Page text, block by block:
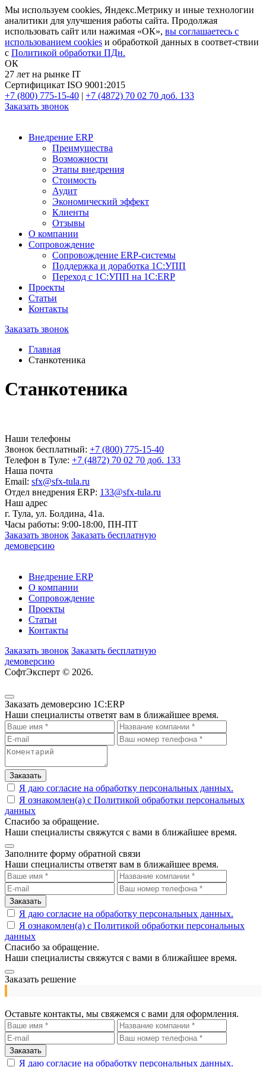
Мы используем cookies, Яндекс.Метрику и иные технологии
аналитики для улучшения работы сайта. Продолжая
использовать сайт или нажимая «ОК», вы соглашаетесь с
использованием cookies и обработкой данных в соответ-ствии
с Политикой обработки ПДн.
ОК
27 лет на рынке IT
Сертифицикат ISO 9001:2015
+7 (800) 775-15-40 | +7 (4872) 70 02 70 доб. 133
Заказать звонок
Внедрение ERP
Преимущества
Возможности
Этапы внедрения
Стоимость
Аудит
Экономический эффект
Клиенты
Отзывы
О компании
Сопровождение
Сопровождение ERP-системы
Поддержка и доработка 1С:УПП
Переход с 1С:УПП на 1С:ERP
Проекты
Статьи
Контакты
Заказать звонок
Главная
Станкотеника
Станкотеника
Наши телефоны
Звонок бесплатный: +7 (800) 775-15-40
Телефон в Туле: +7 (4872) 70 02 70 доб. 133
Наша почта
Email: sfx@sfx-tula.ru
Отдел внедрения ERP: 133@sfx-tula.ru
Наш адрес
г. Тула, ул. Болдина, 41а.
Часы работы: 9:00-18:00, ПН-ПТ
Заказать звонок Заказать бесплатную
демоверсию
Внедрение ERP
О компании
Сопровождение
Проекты
Статьи
Контакты
Заказать звонок Заказать бесплатную
демоверсию
СофтЭксперт © 2026.
Заказать демоверсию 1C:ERP
Наши специалисты ответят вам в ближайшее время.
Заказать
Я даю согласие на обработку персональных данных.
Я ознакомлен(а) с Политикой обработки персональных
данных
Спасибо за обращение.
Наши специалисты свяжутся с вами в ближайшее время.
Заполните форму обратной связи
Наши специалисты ответят вам в ближайшее время.
Заказать
Я даю согласие на обработку персональных данных.
Я ознакомлен(а) с Политикой обработки персональных
данных
Спасибо за обращение.
Наши специалисты свяжутся с вами в ближайшее время.
Заказать решение
Оставьте контакты, мы свяжемся с вами для оформления.
Заказать
Я даю согласие на обработку персональных данных.